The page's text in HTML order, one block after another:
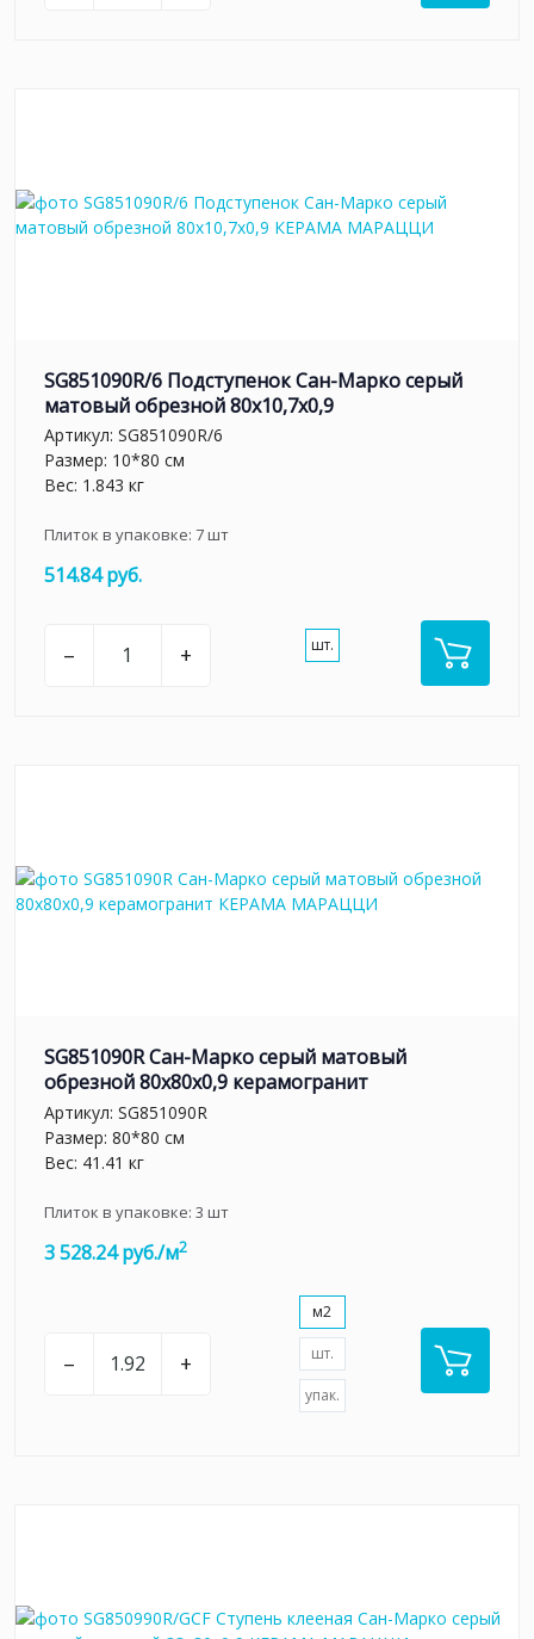
SG851090R/6 Подступенок Сан-Марко серый
матовый обрезной 80x10,7x0,9
Артикул: SG851090R/6
Размер: 10*80 см
Вес: 1.843 кг
Плиток в упаковке: 7шт
514.84 руб.
– + шт.
SG851090R Сан-Марко серый матовый
обрезной 80x80x0,9 керамогранит
Артикул: SG851090R
Размер: 80*80 см
Вес: 41.41 кг
Плиток в упаковке: 3 шт
3 528.24 руб./м2
– +
м2
шт.
упак.